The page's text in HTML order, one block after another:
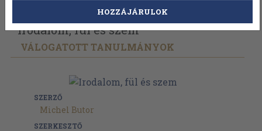
Vissza az előző oldalra Válasszon példányt
Irodalom, fül és szem
VÁLOGATOTT TANULMÁNYOK
SZERZŐ
Michel Butor
SZERKESZTŐ
HOZZÁJÁRULOK